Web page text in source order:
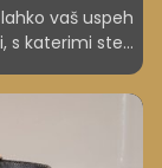
vaš uspeh
s katerimi ste